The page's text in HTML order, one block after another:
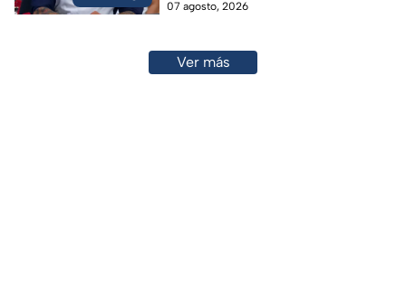
07 agosto, 2026
Ver más